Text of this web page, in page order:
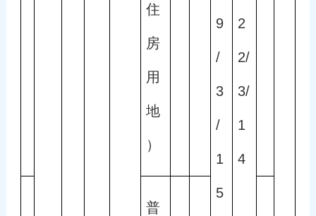
住
房
用
地
）
9
/
3
/
1
5
2
2/
3/
1
4
普